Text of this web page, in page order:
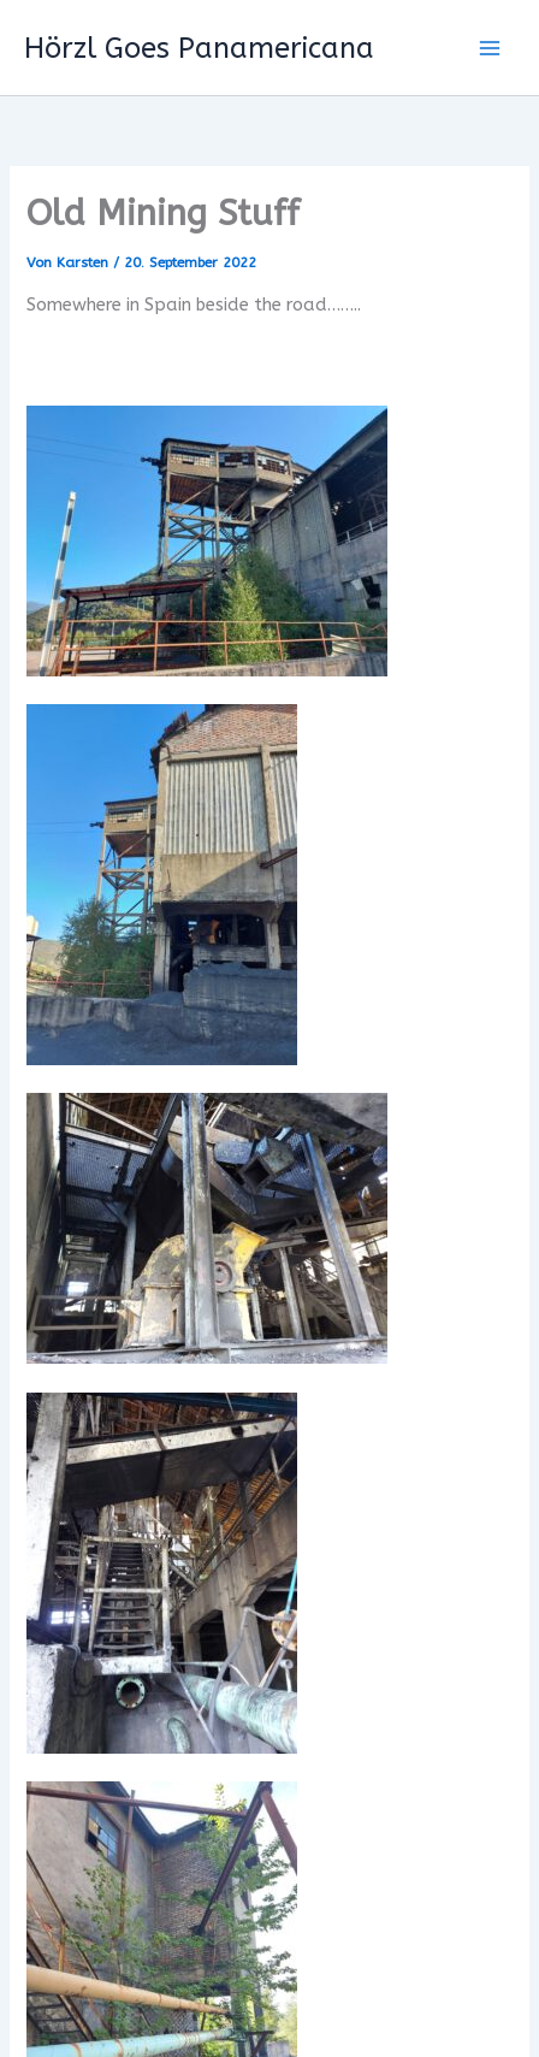
InhaltHörzl Goes Panamericana
Old Mining Stuff
Von Karsten/ 20. September 2022
Somewhere in Spain beside the road……..